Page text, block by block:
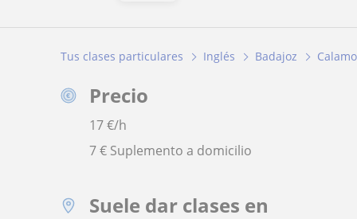
Tus clases particulares Inglés Badajoz
Precio
17€/h
7 € Suplemento a domicilio
Suele dar clases en